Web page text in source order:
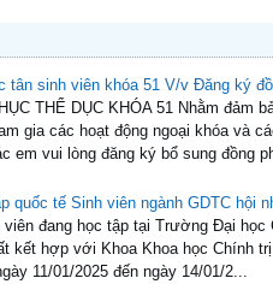
V/v Đăng ký
THỂ DỤC KHÓA 51 Nhằm đảm
gia các hoạt động ngoại khóa và
em vui lòng đăng ký bổ sung đồng
Sinh viên ngành GDTC hội
đang học tập tại Trường Đại
kết hợp với Khoa Khoa học Chính
11/01/2025 đến ngày 14/01/2...